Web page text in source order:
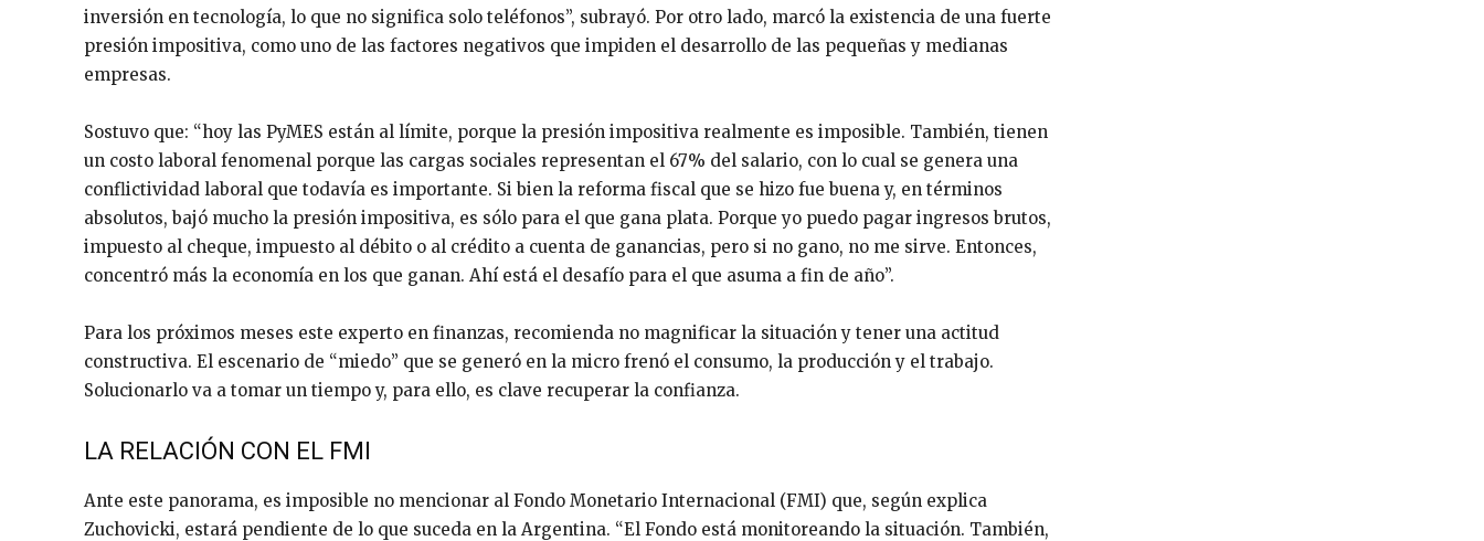
inversión en tecnología, lo que no significa solo teléfonos”, subrayó. Por otro lado, marcó la existencia de una fuerte
presión impositiva, como uno de las factores negativos que impiden el desarrollo de las pequeñas y medianas
empresas.
Sostuvo que: “hoy las PyMES están al límite, porque la presión impositiva realmente es imposible. También, tienen
un costo laboral fenomenal porque las cargas sociales representan el 67% del salario, con lo cual se genera una
conflictividad laboral que todavía es importante. Si bien la reforma fiscal que se hizo fue buena y, en términos
absolutos, bajó mucho la presión impositiva, es sólo para el que gana plata. Porque yo puedo pagar ingresos brutos,
impuesto al cheque, impuesto al débito o al crédito a cuenta de ganancias, pero si no gano, no me sirve. Entonces,
concentró más la economía en los que ganan. Ahí está el desafío para el que asuma a fin de año”.
Para los próximos meses este experto en finanzas, recomienda no magnificar la situación y tener una actitud
constructiva. El escenario de “miedo” que se generó en la micro frenó el consumo, la producción y el trabajo.
Solucionarlo va a tomar un tiempo y, para ello, es clave recuperar la confianza.
LA RELACIÓN CON EL FMI
Ante este panorama, es imposible no mencionar al Fondo Monetario Internacional (FMI) que, según explica
Zuchovicki, estará pendiente de lo que suceda en la Argentina. “El Fondo está monitoreando la situación. También,